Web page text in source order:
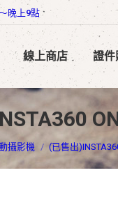
晚上9點
線上商店 證
攝影機 (已售出